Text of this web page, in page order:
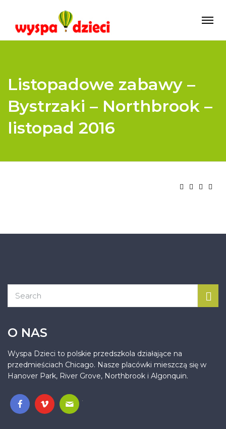
Listopadowe zabawy –
Bystrzaki – Northbrook –
listopad 2016
O NAS
Wyspa Dzieci to polskie przedszkola działające na
przedmieściach Chicago. Nasze placówki mieszczą się w
Hanover Park, River Grove, Northbrook i Algonquin.
.